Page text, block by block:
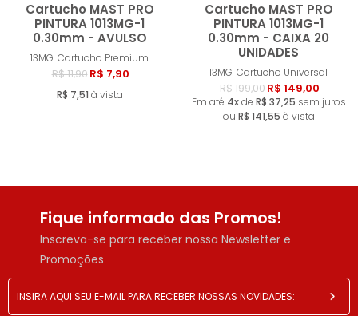
Cartucho MAST PRO
PINTURA 1013MG-1
0.30mm - AVULSO
13MG Cartucho Premium
R$ 11,90 R$ 7,90
R$ 7,51 à vista
Comprar
Cartucho MAST PRO
PINTURA 1013MG-1
0.30mm - CAIXA 20
UNIDADES
13MG Cartucho Universal
R$ 199,00 R$ 149,00
Em até 4xde R$ 37,25 sem juros
ou R$ 141,55 à vista
Fique informado das Promos!
Inscreva-se para receber nossa Newsletter e
Promoções